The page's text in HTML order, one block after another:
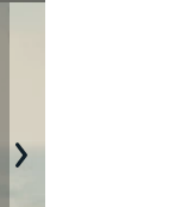
Next